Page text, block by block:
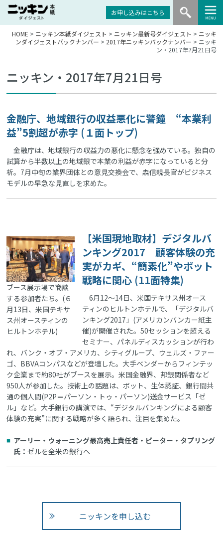
お申し込みはこちら
HOME > ニッキン本紙ダイジェスト > ニッキン最新号ダイジェスト > ニッキ
ンダイジェストバックナンバー > 2017年ニッキンバックナンバー > ニッキ
ン・2017年7月21日号
ニッキン・2017年7月21日号
金融庁、地域銀行の収益悪化に警鐘 “本業利
益”5割超が赤字 (１面トップ)
金融庁は、地域銀行の収益力の悪化に懸念を強めている。独自の
試算から半数以上の地域銀で本業の利益が赤字になっていると分
析。7月中旬の業界団体との意見交換会で、森信親長官がビジネス
モデルの早急な見直しを求めた。
ブース展示場で商談
する参加者たち。(６
月13日、米国テキサ
ス州オースティンの
ヒルトンホテル)
【米国現地取材】デジタルバ
ンキング2017 顧客体験の充
実がカギ、“簡素化”やボット
戦略に関心 (11面特集)
6月12～14日、米国テキサス州オース
ティンのヒルトンホテルで、「デジタルバ
ンキング2017」(アメリカンバンカー紙主
催)が開催された。50セッションを超える
セミナー、パネルディスカッションが行わ
れ、バンク・オブ・アメリカ、シティグループ、ウェルズ・ファー
ゴ、BBVAコンパスなどが登壇した。大手ベンダーからフィンテッ
ク企業まで約80社がブースを展示。米国金融界、邦銀関係者など
950人が参加した。技術上の話題は、ボット、生体認証、銀行間共
通の個人間(P2P＝パーソン・トゥ・パーソン)送金サービス「ゼ
ル」など。大手銀行の講演では、“デジタルバンキングによる顧客
体験の充実”に関する戦略が多く語られ、注目を集めた。
アーリー・ウォーニング最高売上責任者・ピーター・タプリング
氏：ゼルを全米の銀行へ
ニッキンを申し込む